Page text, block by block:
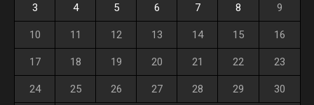
3 4 5 6 7 8 9
10 11 12 13 14 15 16
17 18 19 20 21 22 23
24 25 26 27 28 29 30